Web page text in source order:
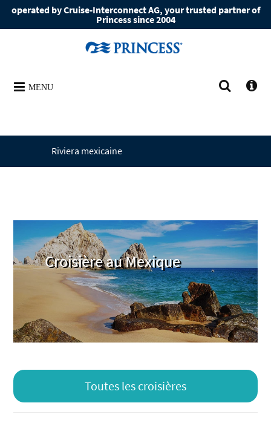
operated by Cruise-Interconnect AG, your trusted partner of
Princess since 2004
MENU
Riviera mexicaine
Croisière au Mexique
Toutes les croisières